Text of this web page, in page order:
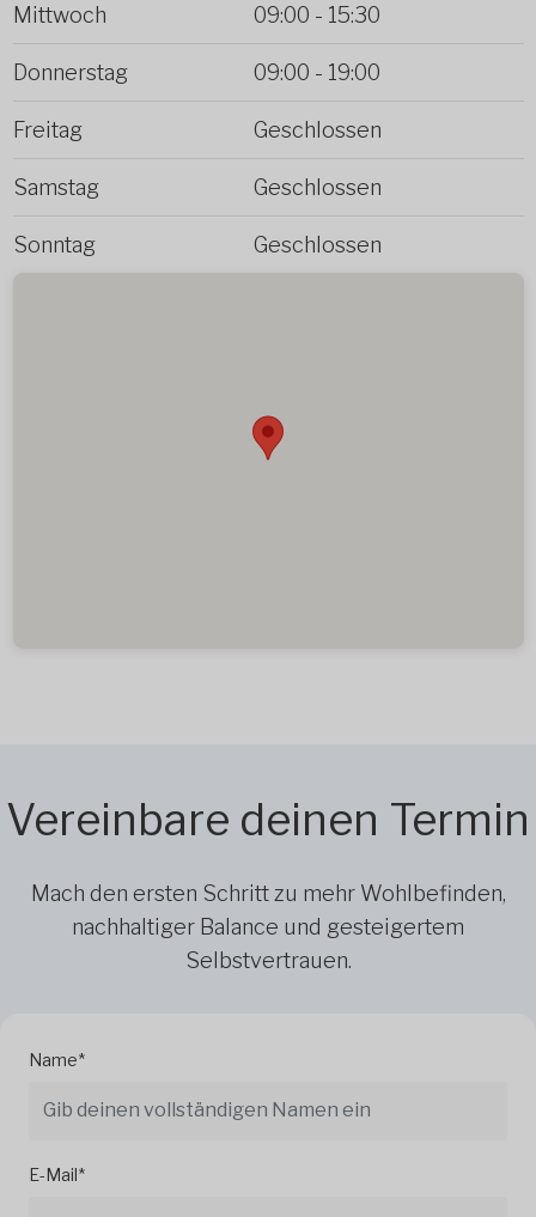
Mittwoch 09:00 - 15:30
Donnerstag 09:00 - 19:00
Freitag Geschlossen
Samstag Geschlossen
Sonntag Geschlossen
Vereinbare deinen Termin
Mach den ersten Schritt zu mehr Wohlbefinden,
nachhaltiger Balance und gesteigertem
Selbstvertrauen.
Name*
E-Mail*